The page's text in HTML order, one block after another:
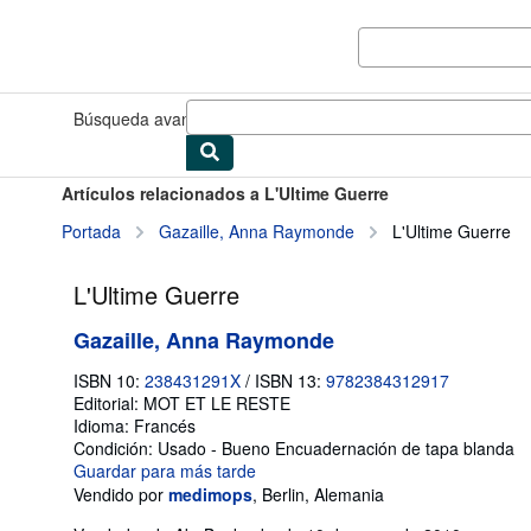
Búsqueda avanzada
Artículos relacionados a L'Ultime Guerre
Portada
Gazaille, Anna Raymonde L'Ultime Guerre
L'Ultime Guerre
Gazaille, Anna Raymonde
ISBN 10: 238431291X / ISBN 13: 9782384312917
Editorial: MOT ET LE RESTE
Idioma: Francés
Condición: Usado - Bueno Encuadernación de tapa blanda
Guardar para más tarde
Vendido por medimops, Berlin, Alemania